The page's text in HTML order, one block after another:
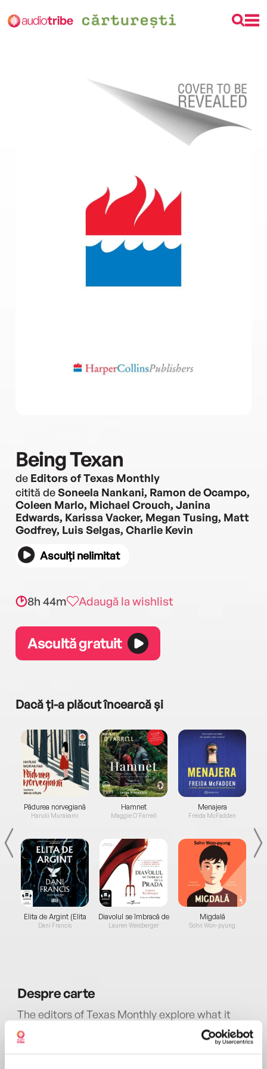
Being Texan
de Editors of Texas Monthly
citită deSoneela Nankani, Ramon de Ocampo,
Coleen Marlo, Michael Crouch, Janina
Edwards, Karissa Vacker, Megan Tusing, Matt
Godfrey, Luis Selgas, Charlie Kevin
Asculți nelimitat
8h 44m Adaugă la wishlist
Ascultă gratuit
Dacă ți-a plăcut încearcă și
Pădurea norvegiană
Haruki Murakami
Elita de Argint (Elita
de...
Dani Francis
Hamnet
Maggie O'Farrell
Diavolul se îmbracă de
la...
Lauren Weisberger
Menajera
Freida McFadden
Migdală
Sohn Won-pyung
Desprecarte
The editors of Texas Monthly explore what it
means to be a Texan in this anthology packed
with essays, reportage, recipes, and